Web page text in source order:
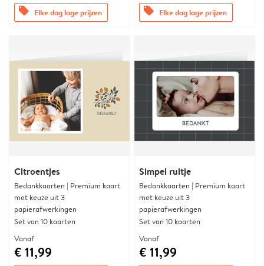
offers Elke dag lage prijzen offers Elke dag lage prijzen
Citroentjes
Bedankkaarten | Premium kaart
met keuze uit 3
papierafwerkingen
Set van 10 kaarten
Vanaf
€ 11,99
Simpel ruitje
Bedankkaarten | Premium kaart
met keuze uit 3
papierafwerkingen
Set van 10 kaarten
Vanaf
€ 11,99